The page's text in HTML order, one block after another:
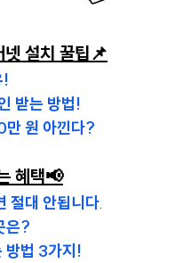
넷 설치 꿀팁📌
!
받는 방법!
원 아낀다?
혜택📢
절대 안됩니다.
은?
방법 3가지!